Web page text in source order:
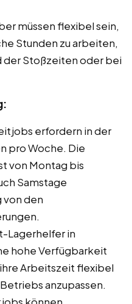
müssen flexibel sein,
Stunden zu arbeiten,
der Stoßzeiten oder bei
erfordern in der
pro Woche. Die
von Montag bis
Samstage
von den
Lagerhelfer in
hohe Verfügbarkeit
Arbeitszeit flexibel
anzupassen.